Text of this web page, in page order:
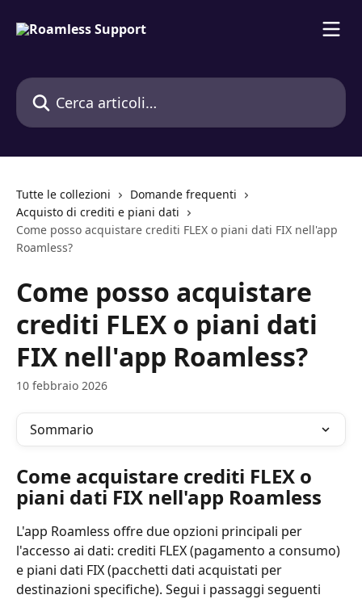
Cerca articoli…
Tutte le collezioni
Domande frequenti
Acquisto di crediti e piani dati
Come posso acquistare crediti FLEX o piani dati FIX nell'app
Roamless?
Come posso acquistare
crediti FLEX o piani dati
FIX nell'app Roamless?
10 febbraio 2026
Sommario
Come acquistare crediti FLEX o
piani dati FIX nell'app Roamless
L'app Roamless offre due opzioni principali per
l'accesso ai dati: crediti FLEX (pagamento a consumo)
e piani dati FIX (pacchetti dati acquistati per
destinazioni specifiche). Segui i passaggi seguenti